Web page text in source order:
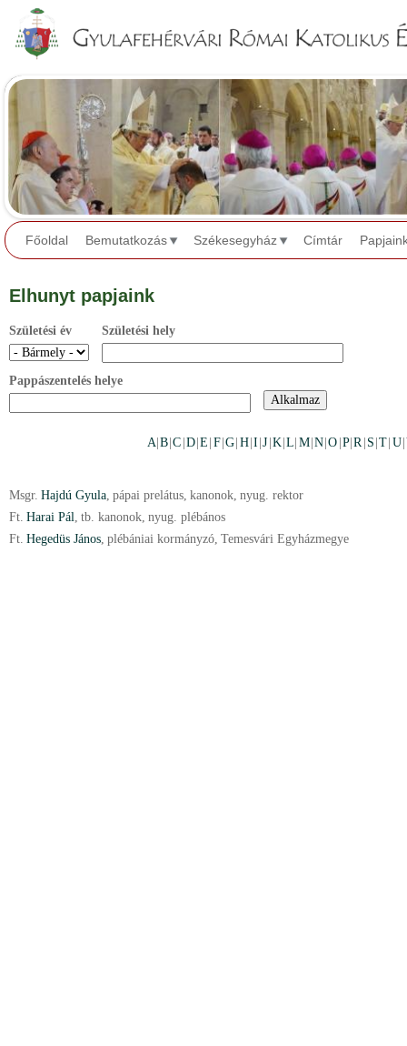
Főoldal Bemutatkozás Székesegyház Címtár
Elhunyt papjaink
Születési év Születési hely
Pappászentelés helye
A| B |C D |E F |G H I |J K |L M |N |O P |R S |T U
Msgr. Hajdú Gyula, pápai prelátus, kanonok, nyug. rektor
Ft. Harai Pál, tb. kanonok, nyug. plébános
Ft. Hegedüs János, plébániai kormányzó, Temesvári Egyházmegye